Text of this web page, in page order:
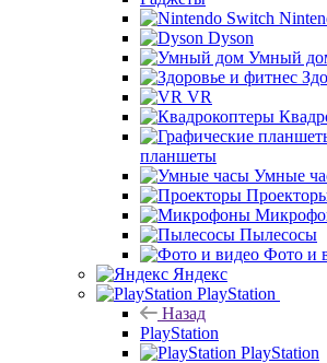
Dyson
Умный
VR
планшеты
Умные
Пылесосы
Фото и
Яндекс
PlayStation
Назад
PlayStation
PlayStation